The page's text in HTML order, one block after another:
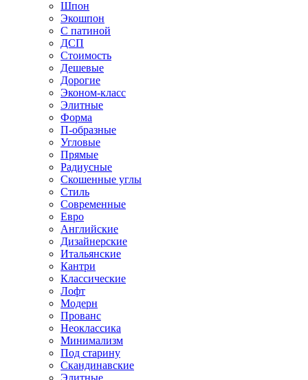
Шпон
Экошпон
С патиной
ДСП
Стоимость
Дешевые
Дорогие
Эконом-класс
Элитные
Форма
П-образные
Угловые
Прямые
Радиусные
Скошенные углы
Стиль
Современные
Евро
Английские
Дизайнерские
Итальянские
Кантри
Классические
Лофт
Модерн
Прованс
Неоклассика
Минимализм
Под старину
Скандинавские
Элитные